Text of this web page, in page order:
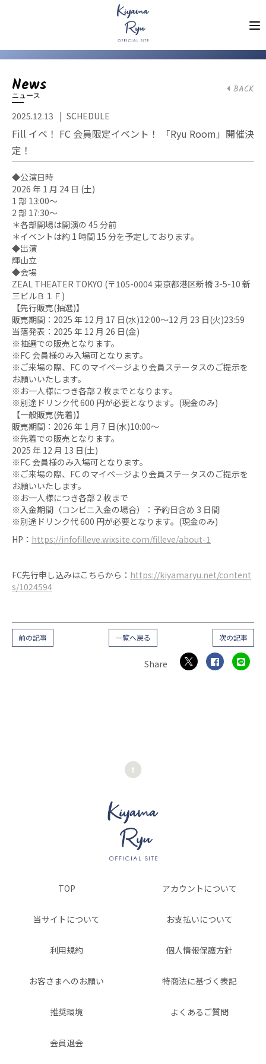
News
ニュース
BACK
2025.12.13 SCHEDULE
Fill イベ！ FC 会員限定イベント！ 「Ryu Room」開催決
定！
◆公演日時
2026 年 1 月 24 日 (土)
1 部 13:00〜
2 部 17:30〜
＊各部開場は開演の 45 分前
＊イベントは約 1 時間 15 分を予定しております。
◆出演
輝山立
◆会場
ZEAL THEATER TOKYO (〒105-0004 東京都港区新橋 3-5-10 新
三ビルＢ１Ｆ)
【先行販売(抽選)】
販売期間：2025 年 12 月 17 日(水)12:00〜12 月 23 日(火)23:59
当落発表：2025 年 12 月 26 日(金)
※抽選での販売となります。
※FC 会員様のみ入場可となります。
※ご来場の際、FC のマイページより会員ステータスのご提示を
お願いいたします。
※お一人様につき各部 2 枚までとなります。
※別途ドリンク代 600 円が必要となります。(現金のみ)
【一般販売(先着)】
販売期間：2026 年 1 月 7 日(水)10:00〜
※先着での販売となります。
2025 年 12 月 13 日(土)
※FC 会員様のみ入場可となります。
※ご来場の際、FC のマイページより会員ステータスのご提示を
お願いいたします。
※お一人様につき各部 2 枚まで
※入金期間（コンビニ入金の場合）：予約日含め 3 日間
※別途ドリンク代 600 円が必要となります。(現金のみ)
HP： https://infofilleve.wixsite.com/filleve/about-1
FC先行申し込みはこちらから： https://kiyamaryu.net/content
s/1024594
次の記事
一覧へ戻る
前の記事
TOP アカウントについて
当サイトについて お支払いについて
利用規約 個人情報保護方針
お客さまへのお願い 特商法に基づく表記
推奨環境 よくあるご質問
会員退会